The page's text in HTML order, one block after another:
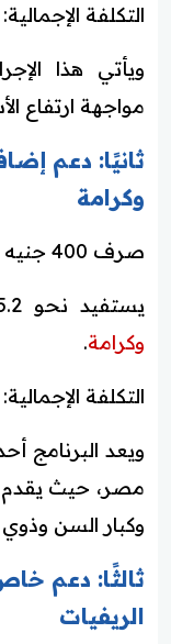
التكلفة الإجمالية: 8 مليارات جنيه.
ويأتي هذا
مواجهة ارتفاع
ثانيًا: دعم
وكرامة
صرف 400 جنيه إضافية خلال رمضان وعيد الفطر.
يستفيد نحو 5.2 مليون أسرة من برنامج
وكرامة.
التكلفة الإجمالية: 4 مليارات جنيه.
ويعد البرنامج
مصر، حيث يقدم
وكبار السن وذوي
ثالثًا: دعم
الريفيات